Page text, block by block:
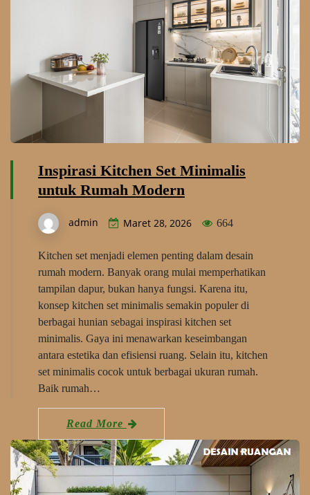
Inspirasi Kitchen Set Minimalis
untuk Rumah Modern
admin Maret 28, 2026 664
Kitchen set menjadi elemen penting dalam desain
rumah modern. Banyak orang mulai memperhatikan
tampilan dapur, bukan hanya fungsi. Karena itu,
konsep kitchen set minimalis semakin populer di
berbagai hunian sebagai inspirasi kitchen set
minimalis. Gaya ini menawarkan keseimbangan
antara estetika dan efisiensi ruang. Selain itu, kitchen
set minimalis cocok untuk berbagai ukuran rumah.
Baik rumah…
Read More